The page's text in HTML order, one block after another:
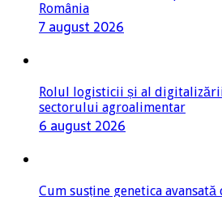
România
7 august 2026
Rolul logisticii și al
sectorului agroalimentar
6 august 2026
Cum susține genetica